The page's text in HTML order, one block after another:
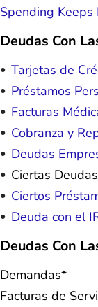
Spending Keeps
Deudas Con
Tarjetas de
Préstamos
Facturas
Cobranza y
Deudas
Ciertas
Ciertos
Deuda con el
Deudas Con
Demandas*
Facturas de